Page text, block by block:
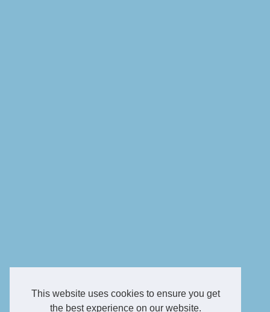
This website uses cookies to ensure you get
the best experience on our website.